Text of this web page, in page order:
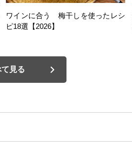
ワインに合う 梅干しを使ったレシ
ピ18選【2026】
見る